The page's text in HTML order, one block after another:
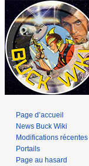
Page d’accueil
News Buck Wiki
Modifications récentes
Portails
Page au hasard